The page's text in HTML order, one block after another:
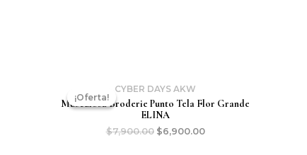
¡Oferta!
¡Oferta!
CYBER DAYS AKW
Musculosa Broderie Punto Tela Flor Grande
ELINA
$7,900.00 $6,900.00